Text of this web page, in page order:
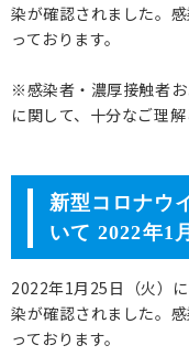
染が確認されました。
っております。
※感染者・濃厚接触者
に関して、十分なご理
新型コロナウ
いて 2022年1
2022年1月25日（火）
染が確認されました。
っております。